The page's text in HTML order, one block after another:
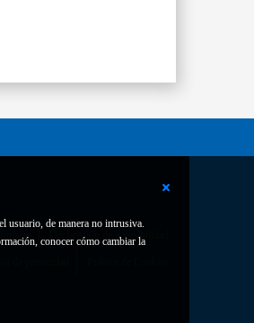
usuario, de manera no intrusiva.
conocer cómo cambiar la
Declaración de accesibilidad